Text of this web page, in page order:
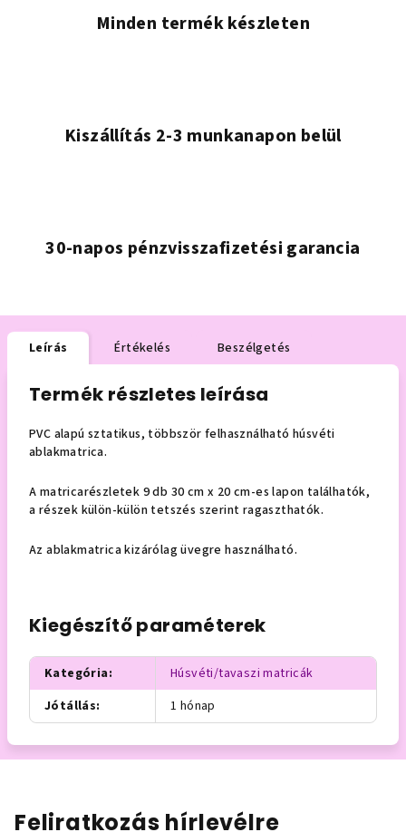
Minden termék készleten
Kiszállítás 2-3 munkanapon belül
30-napos pénzvisszafizetési garancia
Leírás Értékelés Beszélgetés
Termék részletes leírása
PVC alapú sztatikus, többször felhasználható húsvéti
ablakmatrica.
A matricarészletek 9 db 30 cm x 20 cm-es lapon találhatók,
a részek külön-külön tetszés szerint ragaszthatók.
Az ablakmatrica kizárólag üvegre használható.
Kiegészítő paraméterek
Kategória:
Húsvéti/tavaszi matricák
Jótállás: 1 hónap
Feliratkozás hírlevélre